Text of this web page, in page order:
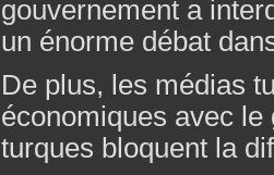
gouvernement a
un énorme débat
De plus, les médias
économiques avec
turques bloquent la